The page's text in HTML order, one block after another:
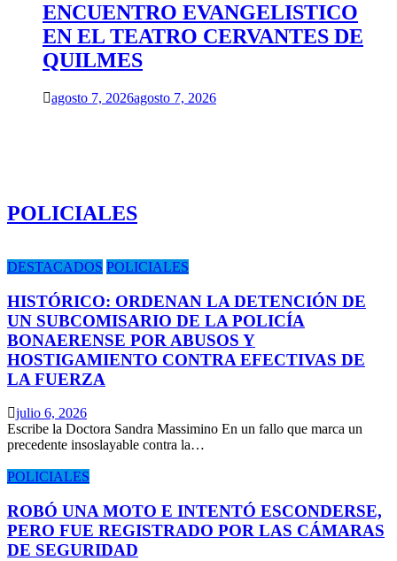
ENCUENTRO EVANGELISTICO
EN EL TEATRO CERVANTES DE
QUILMES
agosto 7, 2026agosto 7, 2026
POLICIALES
DESTACADOS POLICIALES
HISTÓRICO: ORDENAN LA DETENCIÓN DE
UN SUBCOMISARIO DE LA POLICÍA
BONAERENSE POR ABUSOS Y
HOSTIGAMIENTO CONTRA EFECTIVAS DE
LA FUERZA
julio 6, 2026
Escribe la Doctora Sandra Massimino En un fallo que marca un
precedente insoslayable contra la…
POLICIALES
ROBÓ UNA MOTO E INTENTÓ ESCONDERSE,
PERO FUE REGISTRADO POR LAS CÁMARAS
DE SEGURIDAD